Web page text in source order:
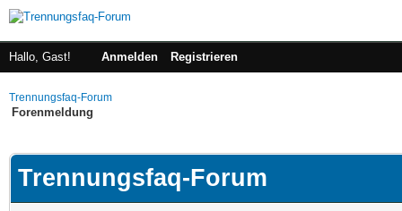
Hallo, Gast! Anmelden Registrieren
Trennungsfaq-Forum
Forenmeldung
Trennungsfaq-Forum